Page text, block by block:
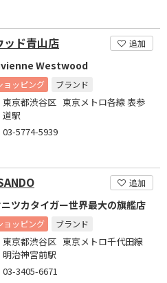
ッド青山店 追加
Westwood
ョッピング ブランド
東京都渋谷区 東京メトロ各線 表参
道駅
03-5774-5939
追加
ツカタイガー世界最大の旗艦店
ョッピング ブランド
東京都渋谷区 東京メトロ千代田線
明治神宮前駅
03-3405-6671